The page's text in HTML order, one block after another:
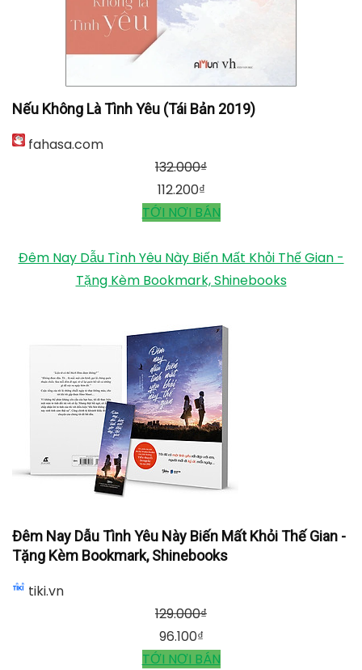
Nếu Không Là Tình Yêu (Tái Bản 2019)
fahasa.com
132.000₫
112.200₫
TỚI NƠI BÁN
Đêm Nay Dẫu Tình Yêu Này Biến Mất Khỏi Thế Gian -
Tặng Kèm Bookmark, Shinebooks
Đêm Nay Dẫu Tình Yêu Này Biến Mất Khỏi Thế Gian -
Tặng Kèm Bookmark, Shinebooks
tiki.vn
129.000₫
96.100₫
TỚI NƠI BÁN